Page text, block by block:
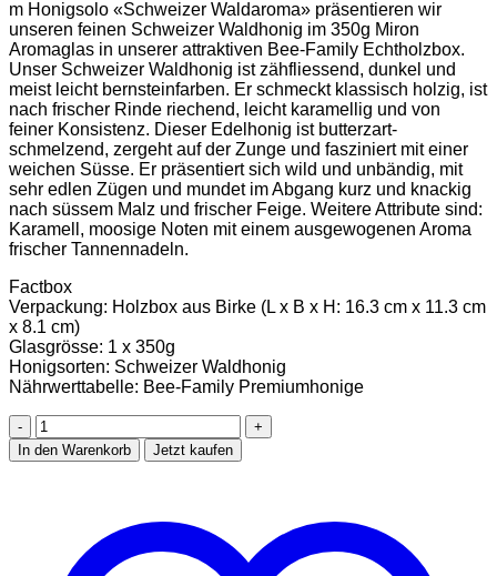
m Honigsolo «Schweizer Waldaroma» präsentieren wir
unseren feinen Schweizer Waldhonig im 350g Miron
Aromaglas in unserer attraktiven Bee-Family Echtholzbox.
Unser Schweizer Waldhonig ist zähfliessend, dunkel und
meist leicht bernsteinfarben. Er schmeckt klassisch holzig, ist
nach frischer Rinde riechend, leicht karamellig und von
feiner Konsistenz. Dieser Edelhonig ist butterzart-
schmelzend, zergeht auf der Zunge und fasziniert mit einer
weichen Süsse. Er präsentiert sich wild und unbändig, mit
sehr edlen Zügen und mundet im Abgang kurz und knackig
nach süssem Malz und frischer Feige. Weitere Attribute sind:
Karamell, moosige Noten mit einem ausgewogenen Aroma
frischer Tannennadeln.
Factbox
Verpackung: Holzbox aus Birke (L x B x H: 16.3 cm x 11.3 cm
x 8.1 cm)
Glasgrösse: 1 x 350g
Honigsorten: Schweizer Waldhonig
Nährwerttabelle: Bee-Family Premiumhonige
Bee-
Family
Honigsolo
Waldaroma"
In den Warenkorb Jetzt kaufen